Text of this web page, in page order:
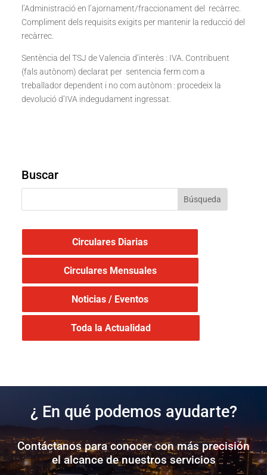
l’Administració en l’ajornament/fraccionament del recàrrec.
Compliment dels requisits exigits per mantenir la reducció del
recàrrec.
Sentència del TSJ de Valencia d’interès : IVA. Contribuent
(fals autònom) declarat per sentencia ferm com a
treballador dependent i no com autònom : procedeix la
devolució d’IVA indegudament ingressat.
Buscar
Circulares Diarias
Circulares Mensuales
Noticias / Eventos
Toda la Actualidad
¿ En qué podemos ayudarte?
Contáctanos para conocer con más precisión
el alcance de nuestros servicios